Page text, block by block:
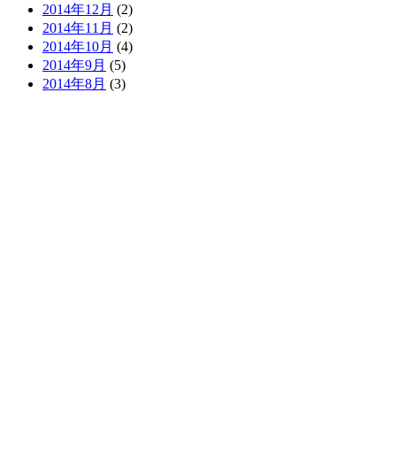
2014年12月 (2)
2014年11月 (2)
2014年10月 (4)
2014年9月 (5)
2014年8月 (3)